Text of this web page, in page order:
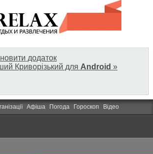
додаток
Криворізький для Android »
Афіша Погода Гороскоп Відео